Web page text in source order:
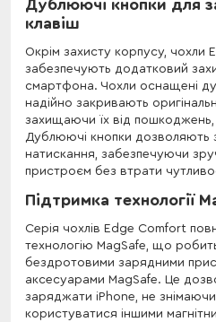
Дублюючі кнопки для
клавіш
Окрім захисту корпусу, чохли
забезпечують додатковий
смартфона. Чохли оснащені
надійно закривають
захищаючи їх від
Дублюючі кнопки дозволяють
натискання, забезпечуючи
пристроєм без втрати
Підтримка технології
Серія чохлів Edge Comfort
технологію MagSafe, що
бездротовими зарядними
аксесуарами MagSafe. Це
заряджати iPhone, не
користуватися іншими